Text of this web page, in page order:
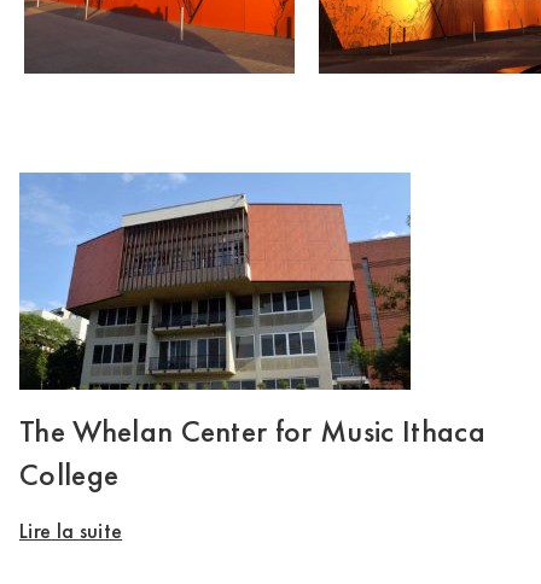
The Whelan Center for Music Ithaca
College
Lire la suite